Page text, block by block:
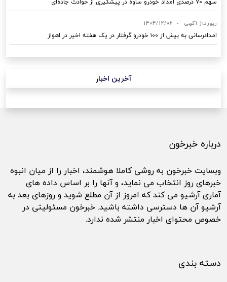
رپورتاژ آگهی •
1404/12/06
امدادرسانی به بیش از ۱۰۰ خودرو گرفتار در یک هفته اخیر در اهواز
آخرین اخبار
درباره خبرخون
وبسایت خبرخون به روشی کاملا هوشمند، اخبار را از میان انبوه
خبرهای روز انتخاب می نماید، و آنها را بر اساس داده های
آماری آرشیو می کند که امروز از آن مطلع شوید و روزهای بعد به
آرشیو آن ها دسترسی داشته باشید. خبرخون مسئولیتی در
خصوص محتوای اخبار منتشر شده ندارد.
دسته بندی